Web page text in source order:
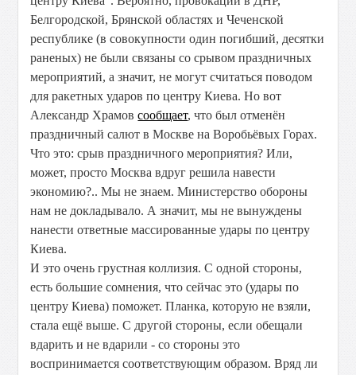
Белгородской, Брянской областях и Чеченской
республике (в совокупности один погибший, десятки
раненых) не были связаны со срывом праздничных
мероприятий, а значит, не могут считаться поводом
для ракетных ударов по центру Киева. Но вот
Александр Храмовсообщает, что был отменён
праздничный салют в Москве на Воробьёвых Горах.
Что это: срыв праздничного мероприятия? Или,
может, просто Москва вдруг решила навести
экономию?.. Мы не знаем. Министерство обороны
нам не докладывало. А значит, мы не вынуждены
нанести ответные массированные удары по центру
Киева.
И это очень грустная коллизия. С одной стороны,
есть большие сомнения, что сейчас это (удары по
центру Киева) поможет. Планка, которую не взяли,
стала ещё выше. С другой стороны, если обещали
вдарить и не вдарили - со стороны это
воспринимается соответствующим образом. Вряд ли